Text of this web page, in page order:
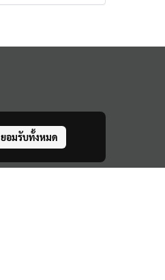
ยอมรับทั้งหมด